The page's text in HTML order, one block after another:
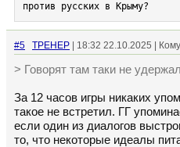
против русских в Крыму?
#5 TPEHEP | 18:32 22.10.2025 |
> Говорят там таки не
За 12 часов игры никаких
такое не встретил. ГГ
если один из диалогов
то, что некоторые идеалы